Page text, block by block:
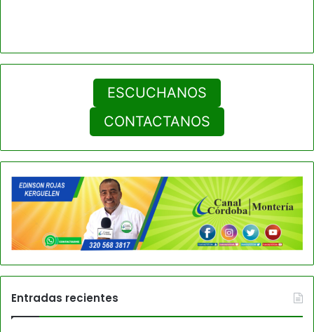
ESCUCHANOS
CONTACTANOS
Entradas recientes